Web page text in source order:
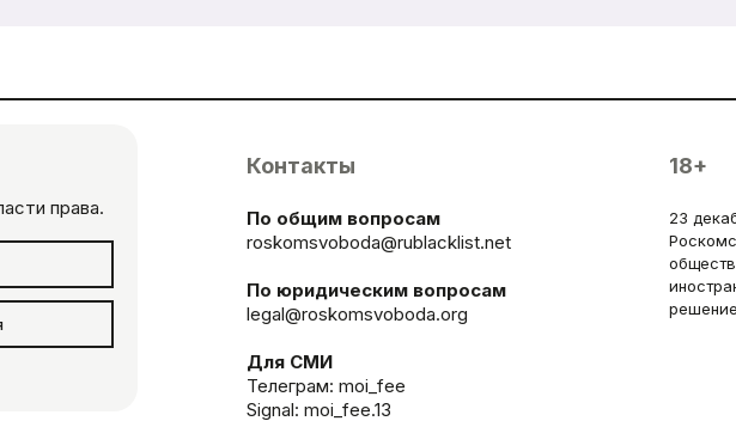
права.
Контакты
По общим вопросам
roskomsvoboda@rublacklist.net
По юридическим вопросам
legal@roskomsvoboda.org
Для СМИ
Телеграм: moi_fee
Signal: moi_fee.13
18+
23